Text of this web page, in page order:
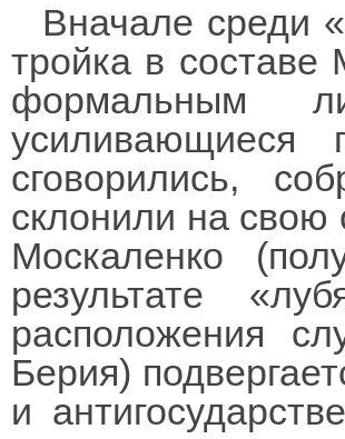
Вначале среди
тройка в
формальным
сговорились,
склонили на
Москаленко
результате
расположения
Берия)
и